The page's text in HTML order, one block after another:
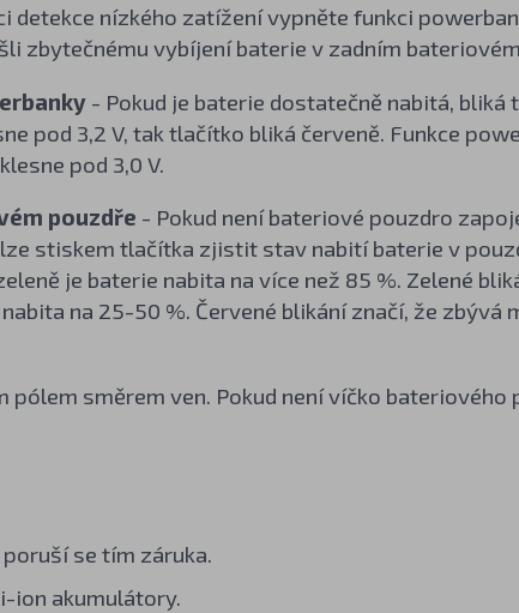
detekce nízkého zatížení vypněte funkci
zbytečnému vybíjení baterie v zadním
- Pokud je baterie dostatečně nabitá, bliká
pod 3,2 V, tak tlačítko bliká červeně. Funkce
pod 3,0 V.
pouzdře - Pokud není bateriové pouzdro
stiskem tlačítka zjistit stav nabití baterie v
je baterie nabita na více než 85 %. Zelené
na 25-50 %. Červené blikání značí, že zbývá
směrem ven. Pokud není víčko bateriového
se tím záruka.
ion akumulátory.